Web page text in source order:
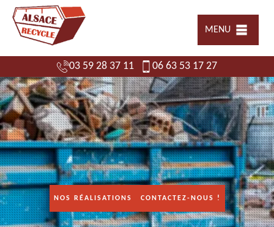
MENU
03 59 28 37 11 06 63 53 17 27
NOS RÉALISATIONS CONTACTEZ-NOUS !